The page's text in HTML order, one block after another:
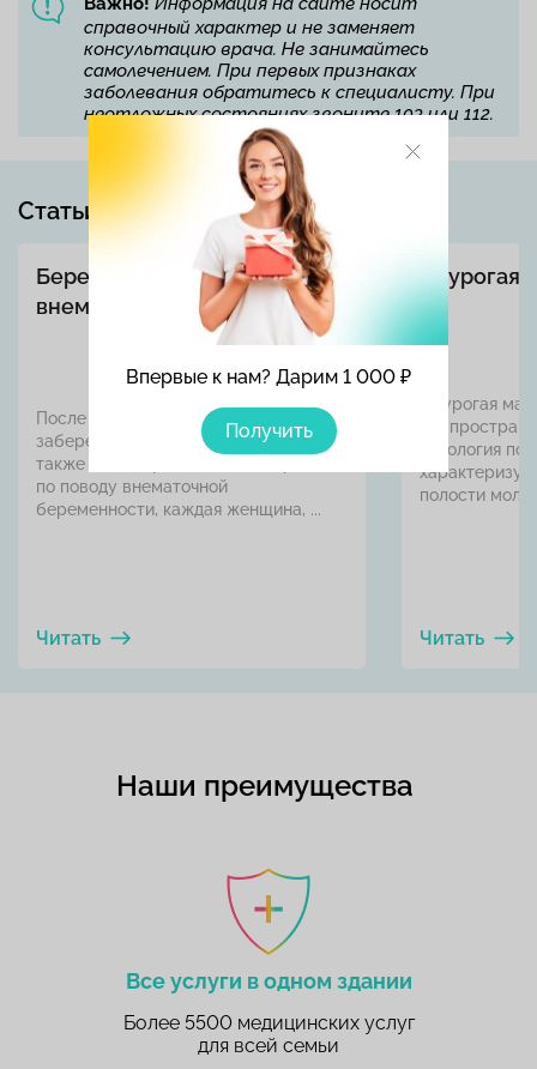
Впервые к нам? Дарим 1 000 ₽
Получить
справочный характер и не заменяет
консультацию врача. Не занимайтесь
самолечением. При первых признаках
заболевания обратитесь к специалисту. При
неотложных состояниях звоните 103 или 112.
Статьи по теме
Беременность после
внематочной беременности
После неудачной попытки
забеременеть и выносить ребенка, а
также после проведенной операции
по поводу внематочной
беременности, каждая женщина, ...
Читать
Двурогая
Двурогая
патология
полости
Читать
Наши преимущества
Все услуги в одном здании
Более 5500 медицинских услуг
для всей семьи